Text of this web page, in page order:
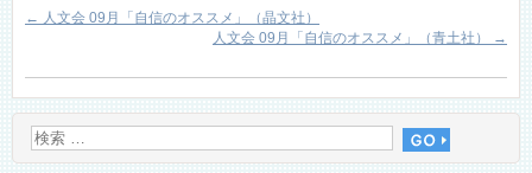
← 人文会 09月「自信のオススメ」（晶文社）
人文会 09月「自信のオススメ」（青土社）
→